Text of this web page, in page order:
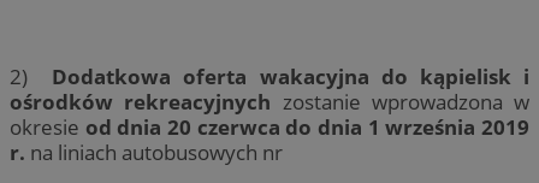
2) Dodatkowa oferta wakacyjna do kąpielisk i
ośrodków rekreacyjnych zostanie wprowadzona w
okresie od dnia 20 czerwca do dnia 1 września 2019
r. na liniach autobusowych nr